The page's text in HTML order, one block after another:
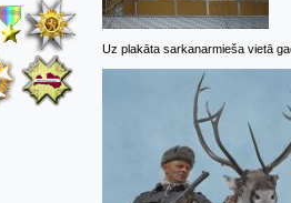
Uz plakāta sarkanarmieša vietā